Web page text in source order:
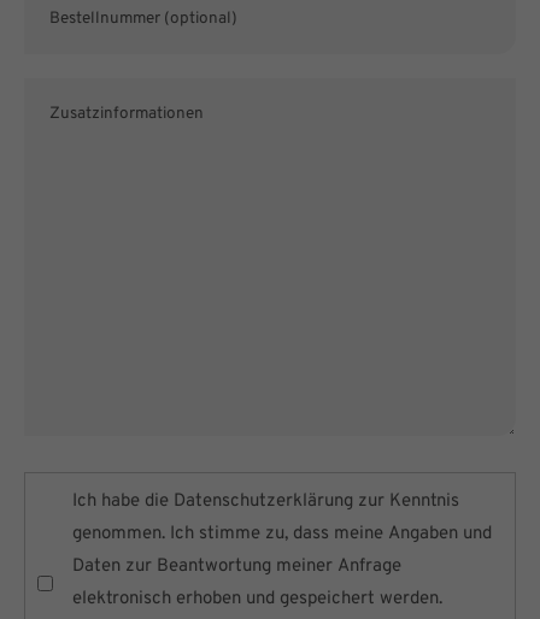
Ich habe die Datenschutzerklärung zur Kenntnis
genommen. Ich stimme zu, dass meine Angaben und
Daten zur Beantwortung meiner Anfrage
elektronisch erhoben und gespeichert werden.